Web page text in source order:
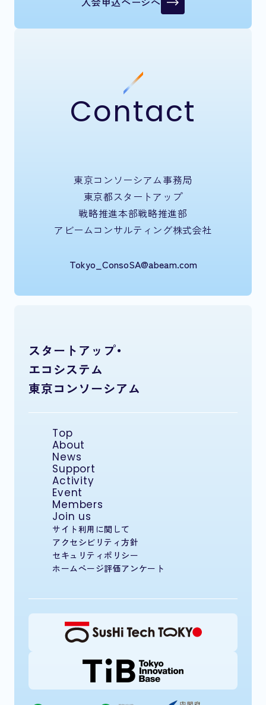
Contact
東京コンソーシアム事務局
東京都スタートアップ
戦略推進本部戦略推進部
アビームコンサルティング株式会社
Tokyo_ConsoSA@abeam.com
スタートアップ・
エコシステム
東京コンソーシアム
Top
About
News
Support
Activity
Event
Members
Join us
サイト利用に関して
アクセシビリティ方針
セキュリティポリシー
ホームページ評価アンケート